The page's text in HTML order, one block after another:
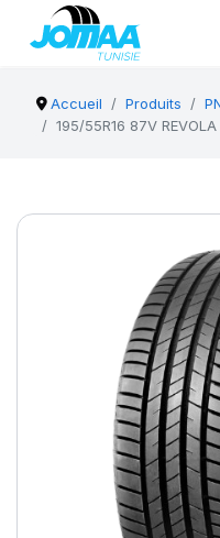
Accueil Produits
195/55R16 87V REVOLA